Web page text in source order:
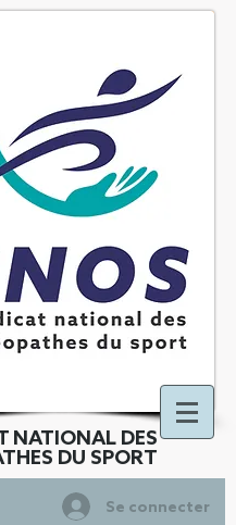
NATIONAL DES
DU SPORT
Se connecter